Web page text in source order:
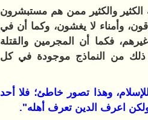
الكثير والكثير ممن هم مستبشرون
وأمناء لا يغشون، وكما أن في
فكما أن المجرمين والقتلة
ذلك من النماذج موجودة في كل
وهذا تصور خاطئ؛ فلا أحد
اعرف الدين تعرف أهله".